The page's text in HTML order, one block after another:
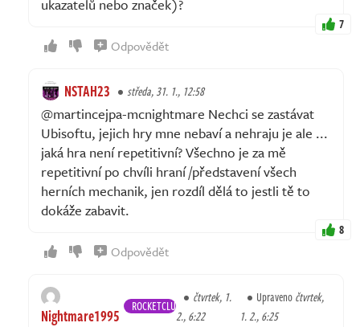
ukazatelů nebo značek)?
7
Odpovědět
NSTAH23 středa, 31. 1., 12:58
@martincejpa-mcnightmare Nechci se zastávat
Ubisoftu, jejich hry mne nebaví a nehraju je ale ...
jaká hra není repetitivní? Všechno je za mě
repetitivní po chvíli hraní /představení všech
herních mechanik, jen rozdíl dělá to jestli tě to
dokáže zabavit.
8
Odpovědět
Nightmare1995 ROCKETCLUB
čtvrtek, 1.
2., 6:22
Upravenočtvrtek,
1. 2., 6:25